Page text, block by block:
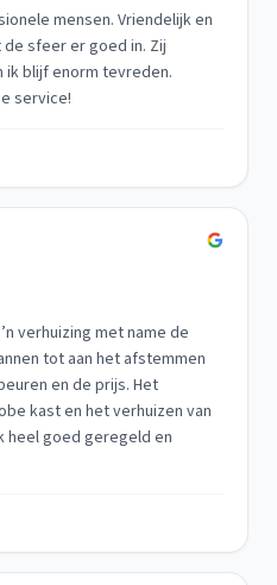
mensen. Vriendelijk en
sfeer er goed in. Zij
ik blijf enorm tevreden.
service!
verhuizing met name de
tot aan het afstemmen
en de prijs. Het
kast en het verhuizen van
heel goed geregeld en